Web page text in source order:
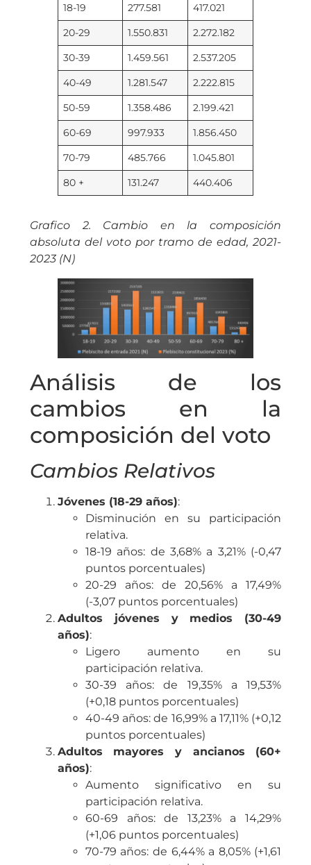
18-19
277.581
417.021
20-29
1.550.831
2.272.182
30-39
1.459.561
2.537.205
40-49
1.281.547
2.222.815
50-59
1.358.486
2.199.421
60-69
997.933
1.856.450
70-79
485.766
1.045.801
80 +
131.247 440.406
Grafico 2. Cambio en la composición
absoluta del voto por tramo de edad, 2021-
2023 (N)
Análisis de los
cambios en la
composición del voto
Cambios Relativos
Jóvenes (18-29 años):
Disminución en su participación
relativa.
18-19 años: de 3,68% a 3,21% (-0,47
puntos porcentuales)
20-29 años: de 20,56% a 17,49%
(-3,07 puntos porcentuales)
Adultos jóvenes y medios (30-49
años):
Ligero aumento en su
participación relativa.
30-39 años: de 19,35% a 19,53%
(+0,18 puntos porcentuales)
40-49 años: de 16,99% a 17,11% (+0,12
puntos porcentuales)
Adultos mayores y ancianos (60+
años):
Aumento significativo en su
participación relativa.
60-69 años: de 13,23% a 14,29%
(+1,06 puntos porcentuales)
70-79 años: de 6,44% a 8,05% (+1,61